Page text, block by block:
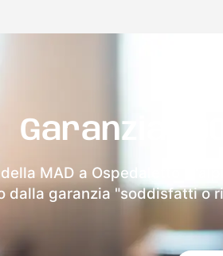
Garanzia
della MAD a Ospedaletto
dalla garanzia "soddisfatti o